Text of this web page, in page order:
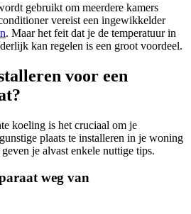
gebruikt om meerdere kamers
vereist een ingewikkelder
. Maar het feit dat je de temperatuur in
kan regelen is een groot voordeel.
voor een
koeling is het cruciaal om je
plaats te installeren in je woning
je alvast enkele nuttige tips.
weg van